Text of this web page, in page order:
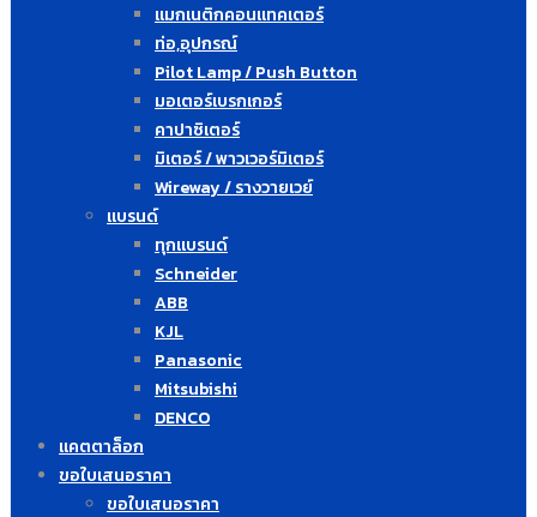
แมกเนติกคอนแทคเตอร์
ท่อ,อุปกรณ์
Pilot Lamp / Push Button
มอเตอร์เบรกเกอร์
คาปาซิเตอร์
มิเตอร์ / พาวเวอร์มิเตอร์
Wireway / รางวายเวย์
แบรนด์
ทุกแบรนด์
Schneider
ABB
KJL
Panasonic
Mitsubishi
DENCO
แคตตาล็อก
ขอใบเสนอราคา
ขอใบเสนอราคา